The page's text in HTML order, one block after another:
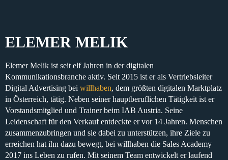
ELEMER MELIK
Elemer Melik ist seit elf Jahren in derdigitalen
Kommunikationsbranche aktiv. Seit 2015 ist er als Vertriebsleiter
Digital Advertising bei willhaben, dem größten digitalen Marktplatz
in Österreich, tätig. Neben seiner hauptberuflichen Tätigkeit ist er
Vorstandsmitglied und Trainer beim IAB Austria. Seine
Leidenschaft für den Verkauf entdeckte er vor 14 Jahren. Menschen
zusammenzubringen und sie dabei zu unterstützen, ihre Ziele zu
erreichen hat ihn dazu bewegt, bei willhaben die Sales Academy
2017 ins Leben zu rufen. Mit seinem Team entwickelt erlaufend